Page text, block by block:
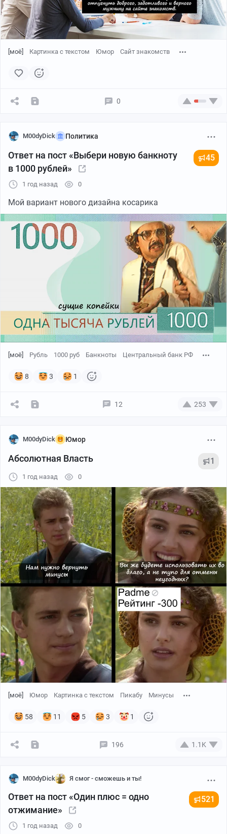
[моё] Картинка с текстом Юмор Сайт знакомств
0
M00dyDick Политика
Ответ на пост «Выбери новую банкноту
в 1000 рублей»
45
1 год назад 0
Мой вариант нового дизайна косарика
[моё] Рубль 1000 руб Банкноты Центральный банк РФ
8 3 1
12 253
M00dyDick Юмор
Абсолютная Власть 1
1 год назад 0
[моё] Юмор Картинка с текстом Пикабу Минусы
58 11 5 3 1
196 1.1K
M00dyDick Я смог - сможешь и ты!
Ответ на пост «Один плюс = одно
отжимание»
521
1 год назад 0